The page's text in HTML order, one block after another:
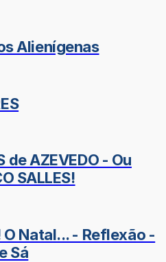
Alienígenas
de AZEVEDO - Ou
SALLES!
Natal... - Reflexão -
Sá